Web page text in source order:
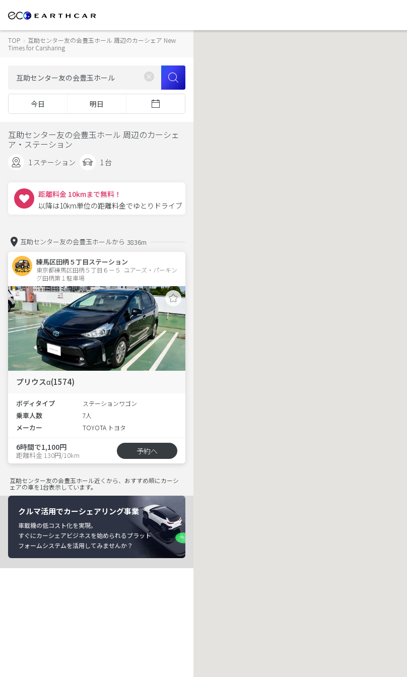
TOP › 互助センター友の会豊玉ホール 周辺のカーシェア New
Times for Carsharing
今日 明日
互助センター友の会豊玉ホール 周辺のカーシェ
ア・ステーション
1 ステーション 1 台
距離料金 10kmまで無料！
以降は10km単位の距離料金でゆとりドライブ
互助センター友の会豊玉ホールから 3836m
練馬区田柄５丁目ステーション
東京都練馬区田柄５丁目６ー５  ユアーズ・パーキン
グ田柄第１駐車場
プリウスα(1574)
ボディタイプ ステーションワゴン
乗車人数 7人
メーカー TOYOTA トヨタ
6時間で1,100円
距離料金 130円/10km 予約へ
互助センター友の会豊玉ホール近くから、おすすめ順にカーシ
ェアの車を1台表示しています。
クルマ活用でカーシェアリング事業
車載機の低コスト化を実現。
すぐにカーシェアビジネスを始められるプラット
フォームシステムを活用してみませんか？